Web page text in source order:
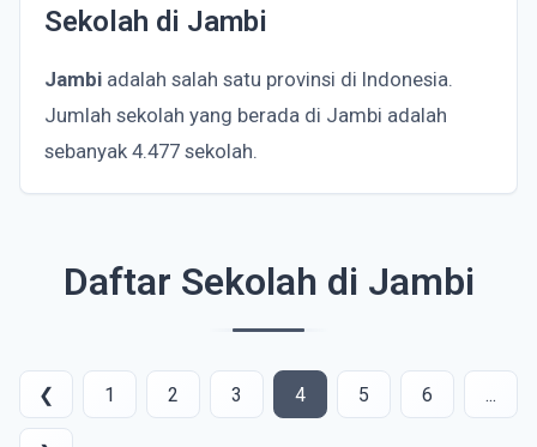
Sekolah di Jambi
Jambi adalah salah satu provinsi di Indonesia.
Jumlah sekolah yang berada di Jambi adalah
sebanyak 4.477 sekolah.
Daftar Sekolah di Jambi
❮ 1 2 3 4 5 6 ...